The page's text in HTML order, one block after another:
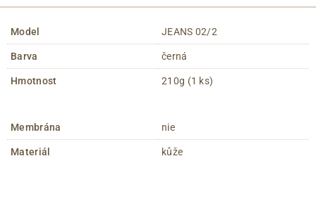
Model JEANS 02/2
Barva černá
Hmotnost 210g (1 ks)
Membrána nie
Materiál kůže